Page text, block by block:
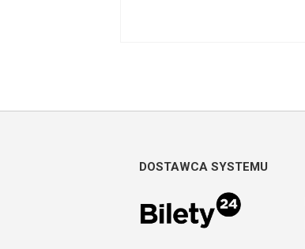
DOSTAWCA SYSTEMU